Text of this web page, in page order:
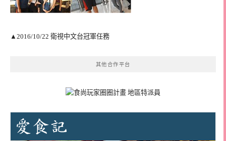
▲2016/10/22 衛視中文台冠軍任務
其他合作平台